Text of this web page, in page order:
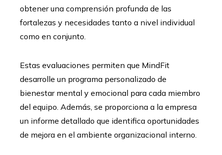
obtener una comprensión profunda de las
fortalezas y necesidades tanto a nivel individual
como en conjunto.
Estas evaluaciones permiten que MindFit
desarrolle un programa personalizado de
bienestar mental y emocional para cada miembro
del equipo. Además, se proporciona a la empresa
un informe detallado que identifica oportunidades
de mejora en el ambiente organizacional interno.